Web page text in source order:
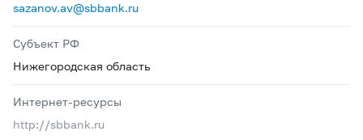
sazanov.av@sbbank.ru
Субъект РФ
Нижегородская область
Интернет-ресурсы
http://sbbank.ru